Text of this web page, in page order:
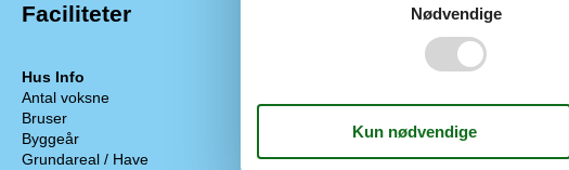
Faciliteter
Hus Info
Antal voksne
Bruser
Byggeår
Grundareal / Have
1245 m²
Hårde hvidevarer
Kaffemaskine
Komfur
Nødvendige